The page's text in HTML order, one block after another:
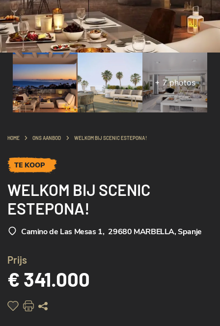
+ 7photos
HOME ONS AANBOD WELKOM BIJ SCENIC ESTEPONA!
TE KOOP
WELKOM BIJ SCENIC
ESTEPONA!
Camino de Las Mesas 1, 29680 MARBELLA, Spanje
Prijs
€ 341.000